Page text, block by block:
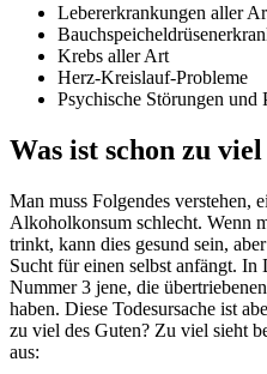
Lebererkrankungen aller
Krebs aller Art
Herz-Kreislauf-Probleme
Psychische Störungen und
Was ist schon zu
Man muss Folgendes verstehen,
Alkoholkonsum schlecht. Wenn
trinkt, kann dies gesund sein,
Sucht für einen selbst anfängt. In
Nummer 3 jene, die
haben. Diese Todesursache ist
zu viel des Guten? Zu viel sieht
aus: